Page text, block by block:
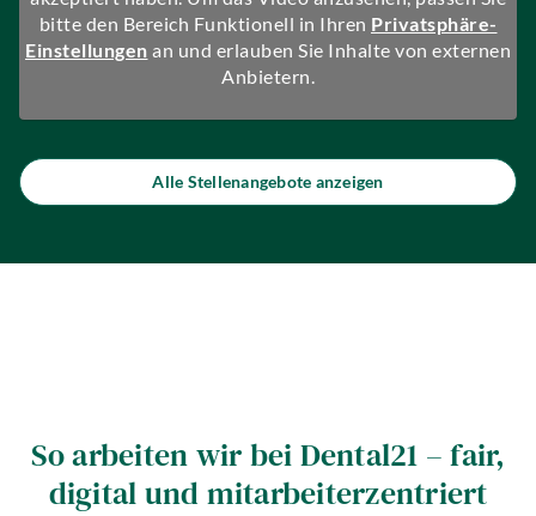
bitte den Bereich Funktionell in Ihren Privatsphäre-
Einstellungen an und erlauben Sie Inhalte von externen
Anbietern.
Alle Stellenangebote anzeigen
So arbeiten wir bei Dental21 – fair,
digital und mitarbeiterzentriert